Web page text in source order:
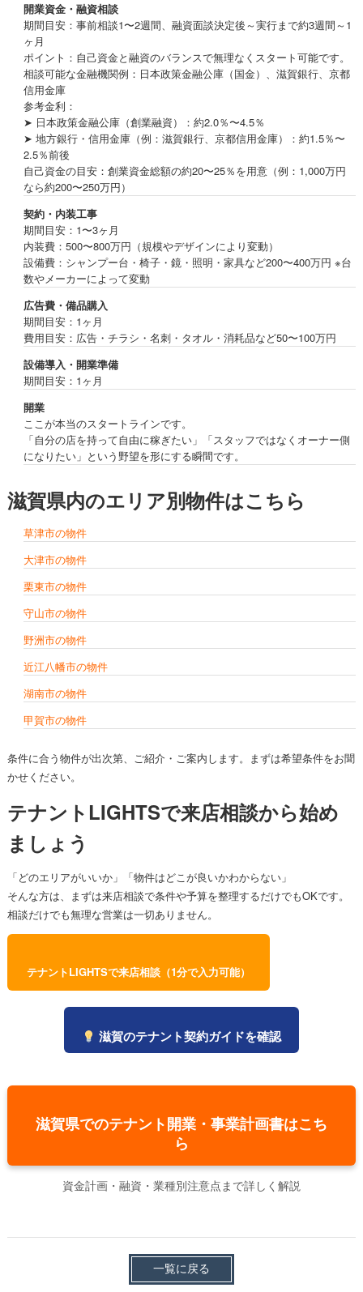
開業資金・融資相談
期間目安：事前相談1〜2週間、融資面談決定後～実行まで約3週間～1
ヶ月
ポイント：自己資金と融資のバランスで無理なくスタート可能です。
相談可能な金融機関例：日本政策金融公庫（国金）、滋賀銀行、京都
信用金庫
参考金利：
➤ 日本政策金融公庫（創業融資）：約2.0％〜4.5％
➤ 地方銀行・信用金庫（例：滋賀銀行、京都信用金庫）：約1.5％〜
2.5％前後
自己資金の目安：創業資金総額の約20〜25％を用意（例：1,000万円
なら約200〜250万円）
契約・内装工事
期間目安：1〜3ヶ月
内装費：500〜800万円（規模やデザインにより変動）
設備費：シャンプー台・椅子・鏡・照明・家具など200〜400万円 ※台
数やメーカーによって変動
広告費・備品購入
期間目安：1ヶ月
費用目安：広告・チラシ・名刺・タオル・消耗品など50〜100万円
設備導入・開業準備
期間目安：1ヶ月
開業
ここが本当のスタートラインです。
「自分の店を持って自由に稼ぎたい」「スタッフではなくオーナー側
になりたい」という野望を形にする瞬間です。
滋賀県内のエリア別物件はこちら
草津市の物件
大津市の物件
栗東市の物件
守山市の物件
野洲市の物件
近江八幡市の物件
湖南市の物件
甲賀市の物件
条件に合う物件が出次第、ご紹介・ご案内します。まずは希望条件をお聞
かせください。
テナントLIGHTSで来店相談から始め
ましょう
「どのエリアがいいか」「物件はどこが良いかわからない」
そんな方は、まずは来店相談で条件や予算を整理するだけでもOKです。
相談だけでも無理な営業は一切ありません。
テナントLIGHTSで来店相談（1分で入力可能）
滋賀のテナント契約ガイドを確認
滋賀県でのテナント開業・事業計画書はこち
ら
資金計画・融資・業種別注意点まで詳しく解説
一覧に戻る